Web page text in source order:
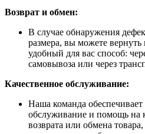
Возврат и обмен:
В случае обнаружения
размера, вы можете вернуть
удобный для вас способ:
самовывоза или через
Качественное обслуживание:
Наша команда
обслуживание и помощь на
возврата или обмена